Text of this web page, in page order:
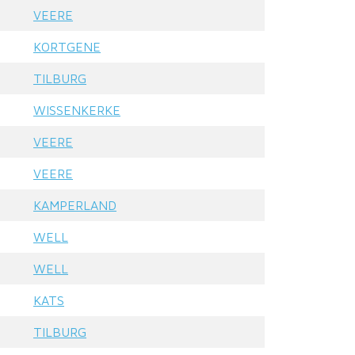
VEERE
KORTGENE
TILBURG
WISSENKERKE
VEERE
VEERE
KAMPERLAND
WELL
WELL
KATS
TILBURG